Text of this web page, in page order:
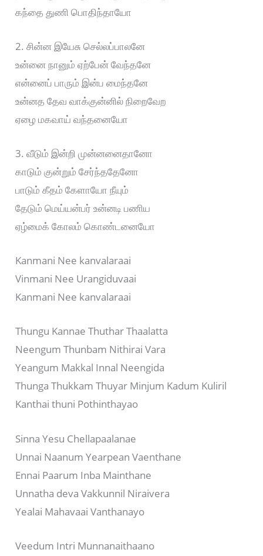
கந்தை துணி பொதிந்தாயோ
2. சின்ன இயேசு செல்லப்பாலனே
உன்னை நானும் ஏற்பேன் வேந்தனே
என்னைப் பாரும் இன்ப மைந்தனே
உன்னத தேவ வாக்குன்னில் நிறைவேற
ஏழை மகவாய் வந்தனையோ
3. வீடும் இன்றி முன்னனைதானோ
காடும் குன்றும் சேர்ந்ததேனோ
பாடும் கீதம் கேளாயோ நீயும்
தேடும் மெய்யன்பர் உன்னடி பணிய
ஏழ்மைக் கோலம் கொண்டனையோ
Kanmani Nee kanvalaraai
Vinmani Nee Urangiduvaai
Kanmani Nee kanvalaraai
Thungu Kannae Thuthar Thaalatta
Neengum Thunbam Nithirai Vara
Yeangum Makkal Innal Neengida
Thunga Thukkam Thuyar Minjum Kadum Kuliril
Kanthai thuni Pothinthayao
Sinna Yesu Chellapaalanae
Unnai Naanum Yearpean Vaenthane
Ennai Paarum Inba Mainthane
Unnatha deva Vakkunnil Niraivera
Yealai Mahavaai Vanthanayo
Veedum Intri Munnanaithaano